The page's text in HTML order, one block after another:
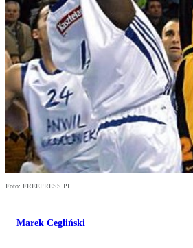
Foto: FREEPRESS.PL
Marek Cegliński